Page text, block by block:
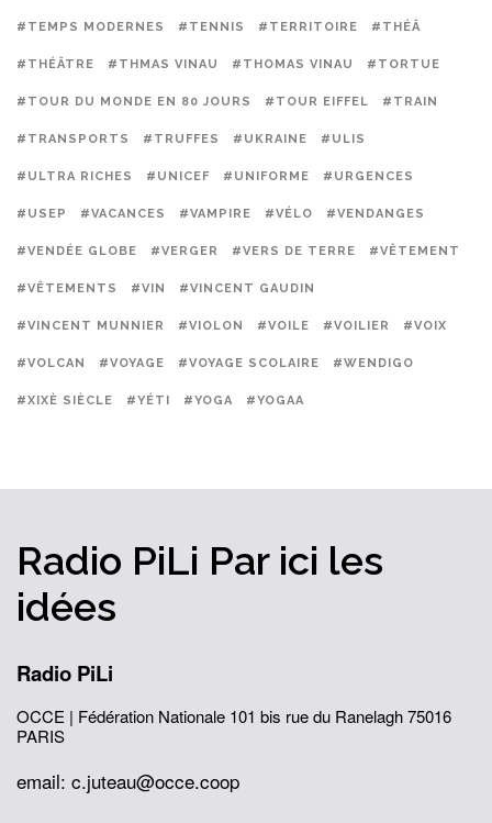
#TEMPS MODERNES #TENNIS #TERRITOIRE #THÉÂ
#THÉÂTRE #THMAS VINAU #THOMAS VINAU #TORTUE
#TOUR DU MONDE EN 80 JOURS #TOUR EIFFEL #TRAIN
#TRANSPORTS #TRUFFES #UKRAINE #ULIS
#ULTRA RICHES #UNICEF #UNIFORME #URGENCES
#USEP #VACANCES #VAMPIRE #VÉLO #VENDANGES
#VENDÉE GLOBE #VERGER #VERS DE TERRE #VÊTEMENT
#VÊTEMENTS #VIN #VINCENT GAUDIN
#VINCENT MUNNIER #VIOLON #VOILE #VOILIER #VOIX
#VOLCAN #VOYAGE #VOYAGE SCOLAIRE #WENDIGO
#XIXÈ SIÈCLE #YÉTI #YOGA #YOGAA
Radio PiLi Par ici les
idées
Radio PiLi
OCCE | Fédération Nationale 101 bis rue du Ranelagh75016
PARIS
email: c.juteau@occe.coop